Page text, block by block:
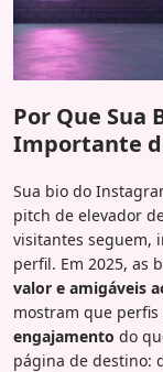
Por Que Sua
Importante
Sua bio do
pitch de elevador
visitantes seguem,
perfil. Em 2025, as
valor e amigáveis
mostram que
engajamento do
página de destino: